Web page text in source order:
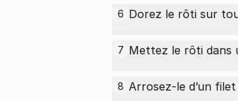
6 Dorez le rôti sur
7 Mettez le rôti dans
8 Arrosez-le d’un filet